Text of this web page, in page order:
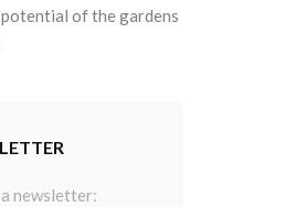
of the gardens
newsletter: